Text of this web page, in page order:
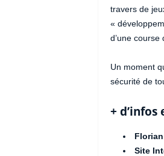
travers de
«
d’une course
Un moment
sécurité de
+
Site